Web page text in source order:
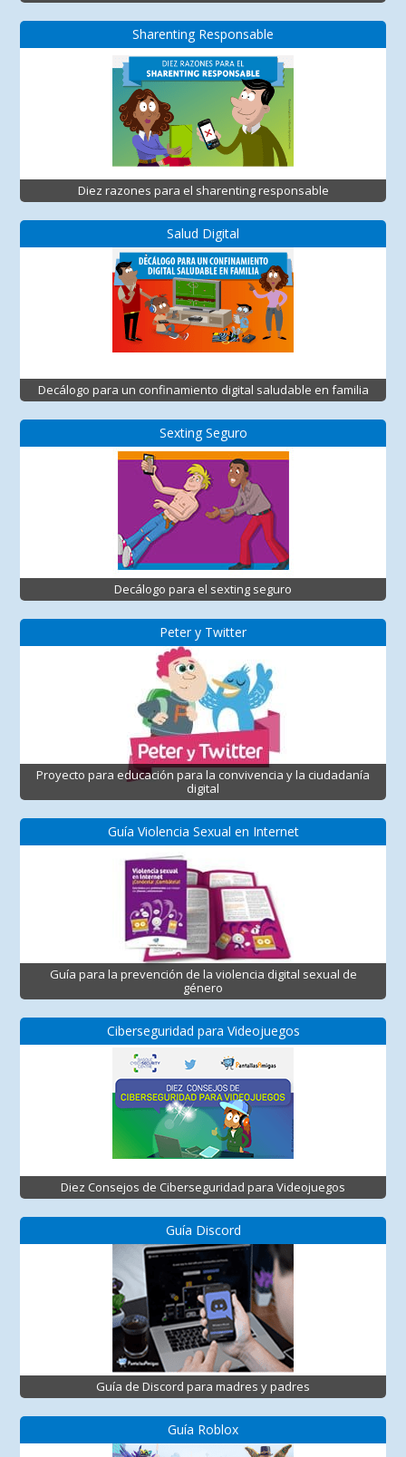
Sharenting Responsable
Diez razones para el sharenting responsable
Salud Digital
Decálogo para un confinamiento digital saludable en familia
Sexting Seguro
Decálogo para el sexting seguro
Peter y Twitter
Proyecto para educación para la convivencia y la ciudadanía
digital
Guía Violencia Sexual en Internet
Guía para la prevención de la violencia digital sexual de
género
Ciberseguridad para Videojuegos
Diez Consejos de Ciberseguridad para Videojuegos
Guía Discord
Guía de Discord para madres y padres
Guía Roblox